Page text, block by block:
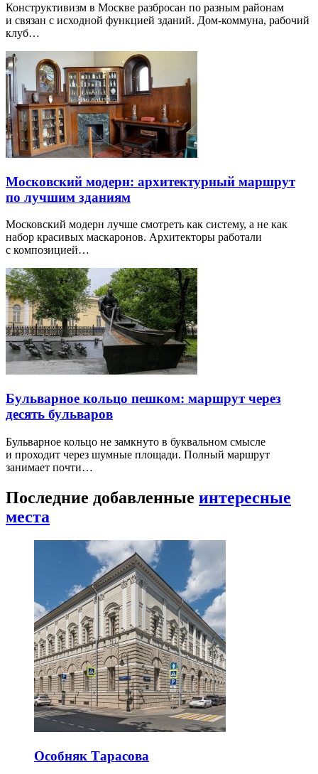
Конструктивизм в Москве разбросан по разным районам
и связан с исходной функцией зданий. Дом-коммуна, рабочий
клуб…
Московский модерн: архитектурный маршрут
по лучшим зданиям
Московский модерн лучше смотреть как систему, а не как
набор красивых маскаронов. Архитекторы работали
с композицией…
Бульварное кольцо пешком: маршрут через
десять бульваров
Бульварное кольцо не замкнуто в буквальном смысле
и проходит через шумные площади. Полный маршрут
занимает почти…
Последние добавленные интересные
места
Особняк Тарасова